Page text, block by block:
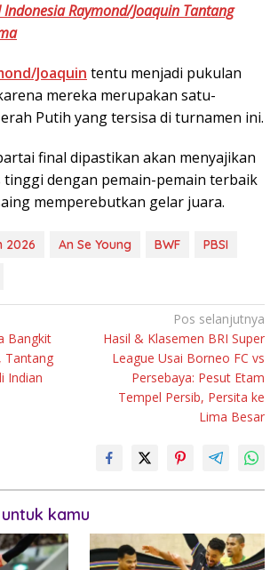
Raymond/Joaquin Tantang
Joaquin tentu menjadi pukulan
mereka merupakan satu-
Putih yang tersisa di turnamen ini.
final dipastikan akan menyajikan
dengan pemain-pemain terbaik
memperebutkan gelar juara.
2026 An Se Young BWF
PBSI
Bangkit
Tantang
Indian
Pos selanjutnya
Hasil & Klasemen BRI Super
League Usai Borneo FC vs
Persebaya: Pesut Etam
Tempel Persib, Persita ke
Lima Besar
kamu